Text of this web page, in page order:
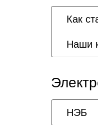
Как
Наши
НЭБ